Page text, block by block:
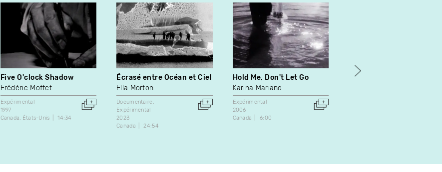
Five O'clock Shadow
Frédéric Moffet
Expérimental
1997
Canada
États-Unis 14:34
Écrasé entre Océan et Ciel
Ella Morton
Documentaire
Expérimental
2023
Canada
24:54
Hold Me, Don't Let Go
Karina Mariano
Expérimental
2006
Canada
6:00
Déploiements